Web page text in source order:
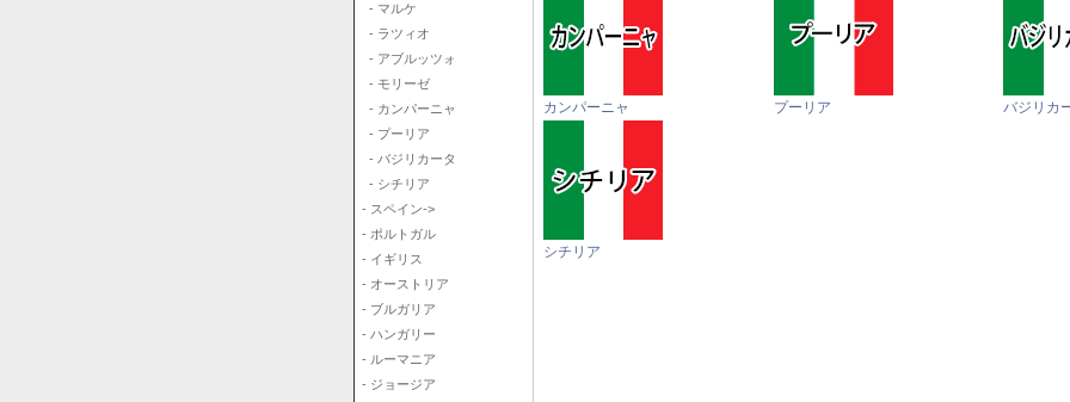
- マルケ
- ラツィオ
- アブルッツォ
- モリーゼ
- カンパーニャ
- プーリア
- バジリカータ
- シチリア
- スペイン->
- ポルトガル
- イギリス
- オーストリア
- ブルガリア
- ハンガリー
- ルーマニア
- ジョージア
カンパーニャ プーリア バジリカ
シチリア